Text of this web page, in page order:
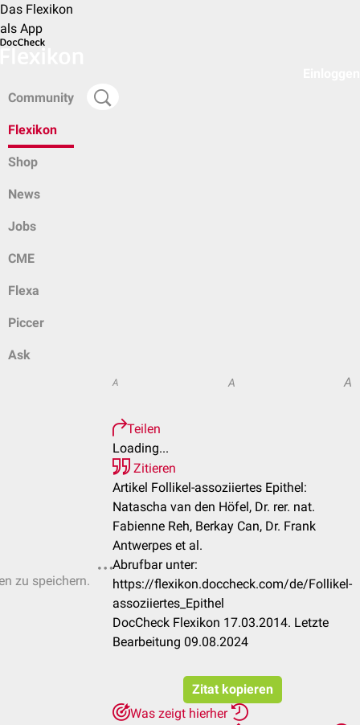
Das Flexikon
als App
Community
Flexikon
Shop
News
Jobs
CME
Flexa
Piccer
Ask
zu speichern.
A A A
Teilen
Loading...
Zitieren
Artikel Follikel-assoziiertes Epithel:
Natascha van den Höfel, Dr. rer. nat.
Fabienne Reh, Berkay Can, Dr. Frank
Antwerpes et al.
Abrufbar unter:
https://flexikon.doccheck.com/de/Follikel-
assoziiertes_Epithel
DocCheck Flexikon 17.03.2014. Letzte
Bearbeitung 09.08.2024
Zitat kopieren
Was zeigt hierher